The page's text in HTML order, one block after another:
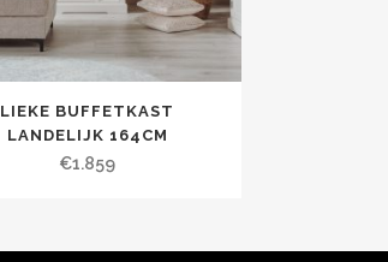
LIEKE BUFFETKAST
LANDELIJK 164CM
€1.859